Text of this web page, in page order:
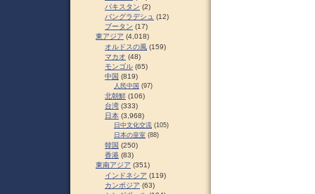
パキスタン (2)
バングラデシュ (12)
ブータン (17)
東アジア (4,018)
オルドスの風 (159)
マカオ (48)
モンゴル (65)
中国 (819)
人民中国 (97)
北朝鮮 (106)
台湾 (333)
日本 (3,968)
日中文化交流 (105)
日本の皇室 (88)
韓国 (250)
香港 (83)
東南アジア (351)
インドネシア (119)
カンボジア (63)